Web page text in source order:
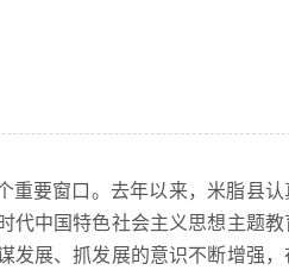
要窗口。去年以来，米脂县认
代中国特色社会主义思想主题教
发展、抓发展的意识不断增强，